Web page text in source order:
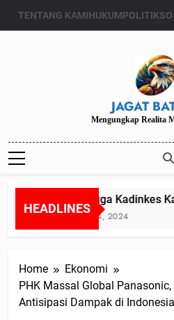
TENTANG KAMIHUKUMPOLITIK
JAGAT
Mengungkap Realita
HEADLINES
Diduga Kadinkes
Juli 24, 2024
Home
Ekonomi
PHK Massal Global
Antisipasi Dampak di Indonesia